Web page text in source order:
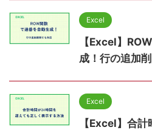
Excel
【Excel】
成！行の追加
Excel
【Excel】合